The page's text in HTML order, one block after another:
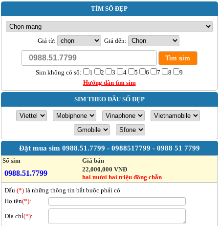
TÌM SỐ ĐẸP
Giá từ: Giá đến:
Sim không có số: 1 2 3 4 5 6 7 8
9
Hướng dẫn tìm sim
SIM THEO ĐẦU SỐ ĐẸP
Đặt mua sim 0988.51.7799 - 0988517799 - 0988 51 7799
Số sim Giá bán
0988.51.7799
22,000,000 VNĐ
hai mươi hai triệu đồng chẵn
Dấu (*) là những thông tin bắt buộc phải có
Họ tên(*):
Địa chỉ(*):